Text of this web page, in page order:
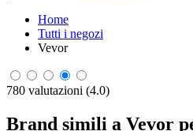
Home
Tutti i negozi
Vevor
780 valutazioni (4.0)
Brand simili a Vevor